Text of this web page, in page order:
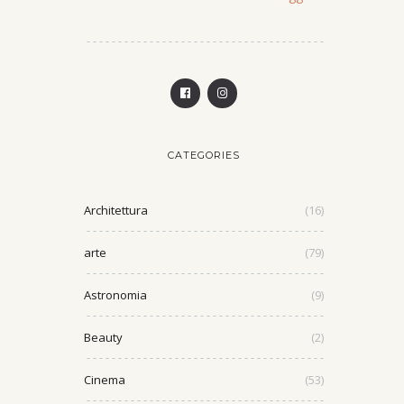
CATEGORIES
Architettura (16)
arte (79)
Astronomia (9)
Beauty (2)
Cinema (53)